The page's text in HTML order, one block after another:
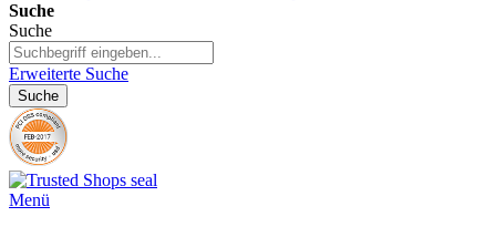
Suche
Suche
Erweiterte Suche
Suche
Menü